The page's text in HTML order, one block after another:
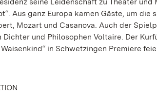
Aus ganz Europa kamen Gäste, um
Mozart und Casanova. Auch der
und Philosophen Voltaire. Der
in Schwetzingen Premiere